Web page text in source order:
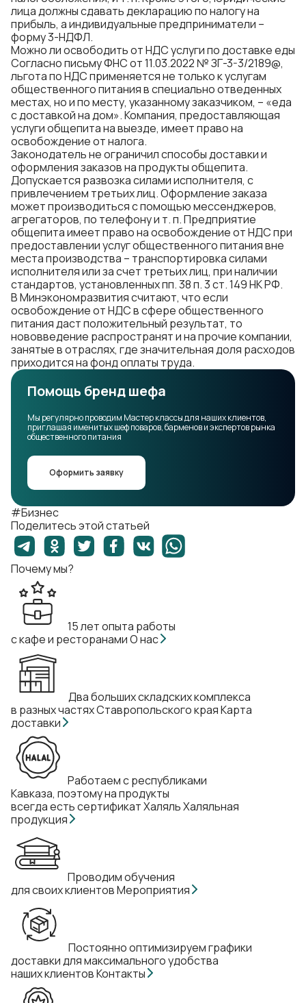
лица должны сдавать декларацию по налогу на
прибыль, а индивидуальные предприниматели –
форму 3-НДФЛ.
Можно ли освободить от НДС услуги по доставке еды
Согласно письму ФНС от 11.03.2022 № ЗГ-3-3/2189@,
льгота по НДС применяется не только к услугам
общественного питания в специально отведенных
местах, но и по месту, указанному заказчиком, – «еда
с доставкой на дом». Компания, предоставляющая
услуги общепита на выезде, имеет право на
освобождение от налога.
Законодатель не ограничил способы доставки и
оформления заказов на продукты общепита.
Допускается развозка силами исполнителя, с
привлечением третьих лиц. Оформление заказа
может производиться с помощью мессенджеров,
агрегаторов, по телефону и т. п. Предприятие
общепита имеет право на освобождение от НДС при
предоставлении услуг общественного питания вне
места производства – транспортировка силами
исполнителя или за счет третьих лиц, при наличии
стандартов, установленных пп. 38 п. 3 ст. 149 НК РФ.
В Минэкономразвития считают, что если
освобождение от НДС в сфере общественного
питания даст положительный результат, то
нововведение распространят и на прочие компании,
занятые в отраслях, где значительная доля расходов
приходится на фонд оплаты труда.
Помощь бренд шефа
Мы регулярно проводим Мастер классы для наших клиентов,
приглашая именитых шеф поваров, барменов и экспертов рынка
общественного питания
Оформить заявку
#Бизнес
Поделитесь этой статьей
Почему мы?
15 лет опыта работы
с кафе и ресторанамиО нас
Два больших складских комплекса
в разных частях Ставропольского краяКарта
доставки
Работаем с республиками
Кавказа, поэтому на продукты
всегда есть сертификат ХаляльХаляльная
продукция
Проводим обучения
для своих клиентовМероприятия
Постоянно оптимизируем графики
доставки для максимального удобства
наших клиентовКонтакты